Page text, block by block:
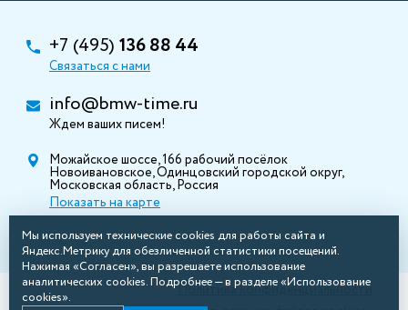
+7 (495) 136 88 44
Связаться с нами
info@bmw-time.ru
Ждем ваших писем!
Можайское шоссе, 166 рабочий посёлок
Новоивановское, Одинцовский городской округ,
Московская область, Россия
Показать на карте
Политика конфиденциальности
Мы используем технические cookies для работы сайта и
Яндекс.Метрику для обезличенной статистики посещений.
Нажимая «Согласен», вы разрешаете использование
аналитических cookies. Подробнее — в разделе «Использование
cookies».